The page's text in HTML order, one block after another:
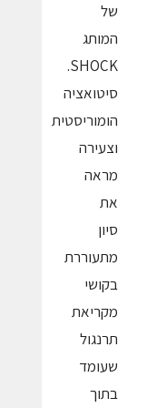
של
המותג
SHOCK.
סיטואציה
הומוריסטית
וצעירה
מראה
את
סיון
מתעוררת
בקושי
מקריאת
תרנגול
שעומד
בתוך